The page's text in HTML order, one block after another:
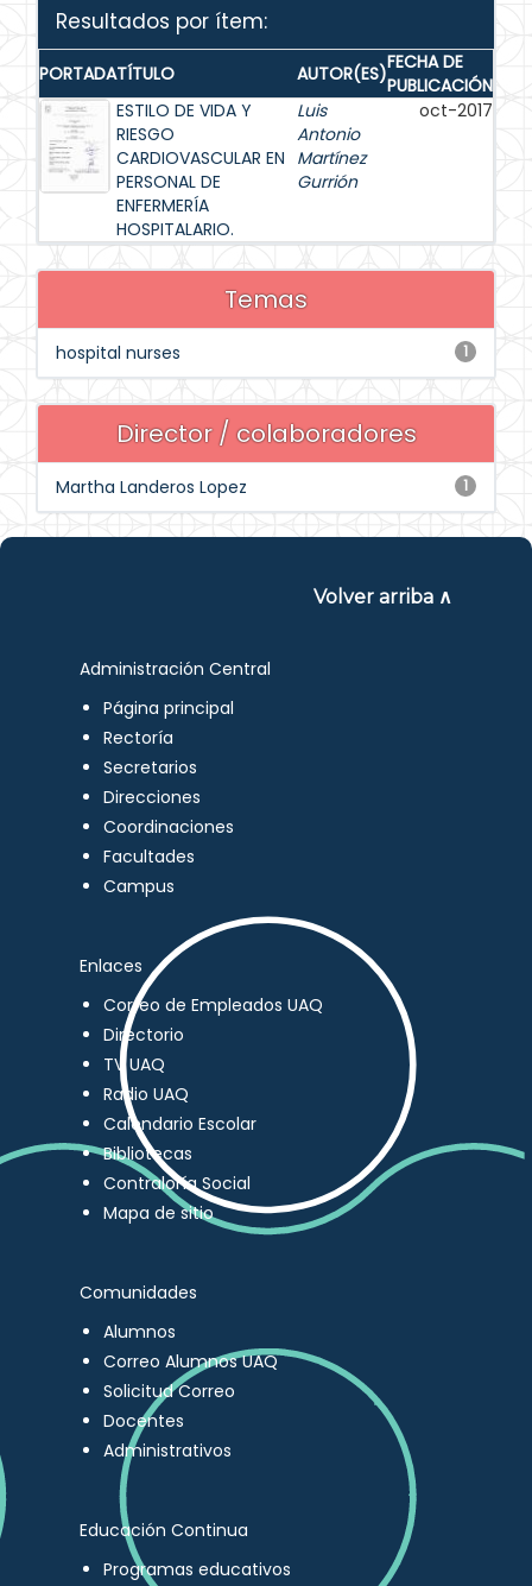
Resultados por ítem:
PORTADATÍTULO AUTOR(ES)FECHA DE
PUBLICACIÓN
ESTILO DE VIDA Y
RIESGO
CARDIOVASCULAR EN
PERSONAL DE
ENFERMERÍA
HOSPITALARIO.
Luis
Antonio
Martínez
Gurrión
oct-2017
Temas
1
hospital nurses
Director / colaboradores
1
Martha Landeros Lopez
Volver arriba ∧
Administración Central
Página principal
Rectoría
Secretarios
Direcciones
Coordinaciones
Facultades
Campus
Enlaces
Correo de Empleados UAQ
Directorio
TV UAQ
Radio UAQ
Calendario Escolar
Bibliotecas
Contraloría Social
Mapa de sitio
Comunidades
Alumnos
Correo Alumnos UAQ
Solicitud Correo
Docentes
Administrativos
Educación Continua
Programas educativos